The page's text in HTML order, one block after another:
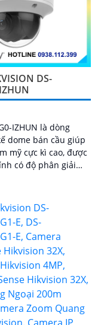
cho mọi không
DS-
IZHUN là dòng
dome bán cầu giúp
mỹ cực kì cao, được
có độ phân giải